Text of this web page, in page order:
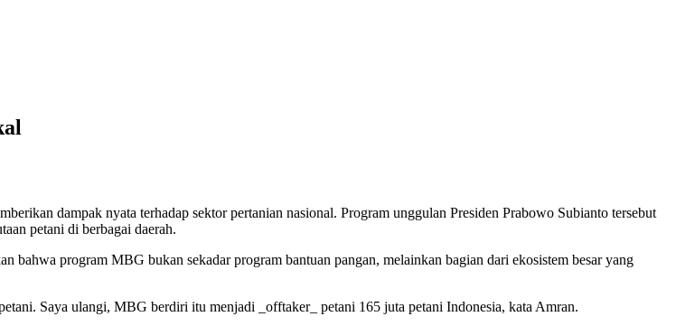
dampak nyata terhadap sektor pertanian nasional. Program unggulan Presiden Prabowo Subianto tersebut
petani di berbagai daerah.
bahwa program MBG bukan sekadar program bantuan pangan, melainkan bagian dari ekosistem besar yang
Saya ulangi, MBG berdiri itu menjadi _offtaker_ petani 165 juta petani Indonesia, kata Amran.